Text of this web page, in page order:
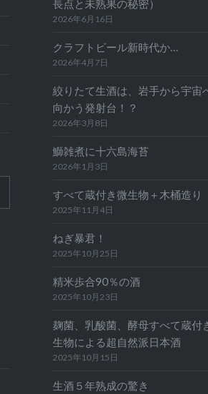
長点と未熟果の秘密）
2026年6月16日
クラフトビール新時代か…
2026年4月7日
絞りたて生酒は、岩手から宇宙
向かう発射台！？
2026年3月8日
鰤雑煮に十六島海苔
2026年1月3日
すべて蔵付き微生物＋木桶造り
2025年11月4日
ねぎ暴君！
2025年10月25日
精米歩合90％の酒
2025年10月23日
麹菌、乳酸菌、酵母すべて蔵付
生物による超自然派日本酒
2025年10月15日
生酒５年熟成の驚き